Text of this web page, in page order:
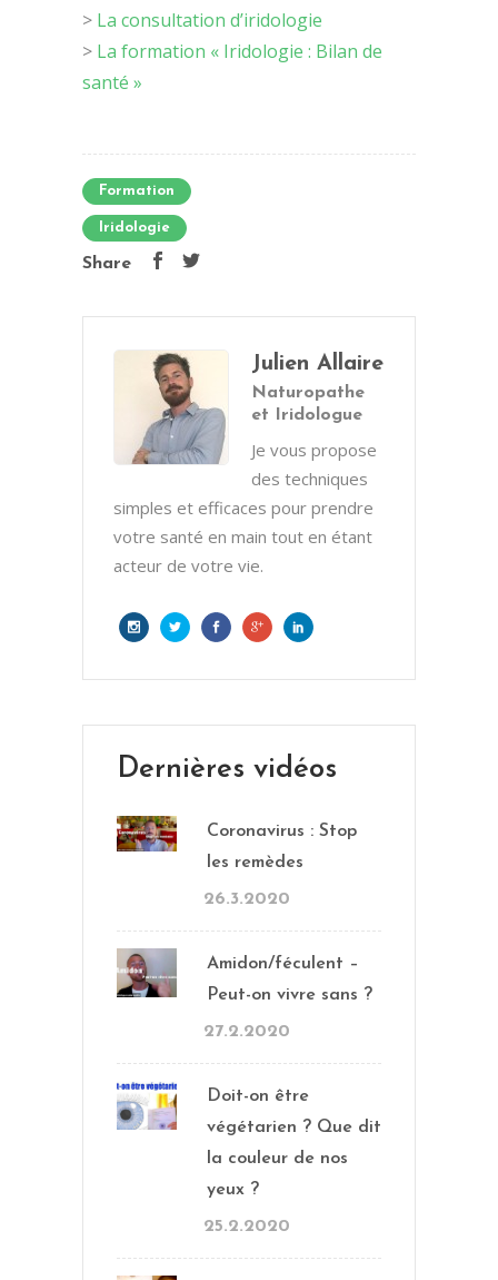
> La consultation d’iridologie
> La formation « Iridologie : Bilan de
santé »
Formation
Iridologie
Share
Julien Allaire
Naturopathe
et Iridologue
Je vous propose
des techniques
simples et efficaces pour prendre
votre santé en main tout en étant
acteur de votre vie.
Dernières vidéos
Coronavirus : Stop
les remèdes
26.3.2020
Amidon/féculent –
Peut-on vivre sans ?
27.2.2020
Doit-on être
végétarien ? Que dit
la couleur de nos
yeux ?
25.2.2020